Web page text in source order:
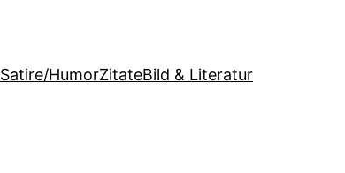
Satire/HumorZitateBild & Literatur